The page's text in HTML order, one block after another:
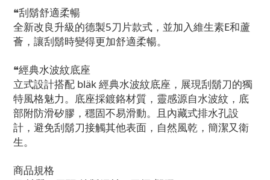
❝刮鬍舒適柔暢
全新改良升級的德製5刀片款式，並加入維生素E和蘆
薈，讓刮鬍時變得更加舒適柔暢。
❝經典水波紋底座
立式設計搭配 bläk經典水波紋底座，展現刮鬍刀的獨
特風格魅力。底座採鍍鉻材質，靈感源自水波紋，底
部附防滑矽膠，穩固不易滑動。且內藏式排水孔設
計，避免刮鬍刀接觸其他表面，自然風乾，簡潔又衛
生。
商品規格